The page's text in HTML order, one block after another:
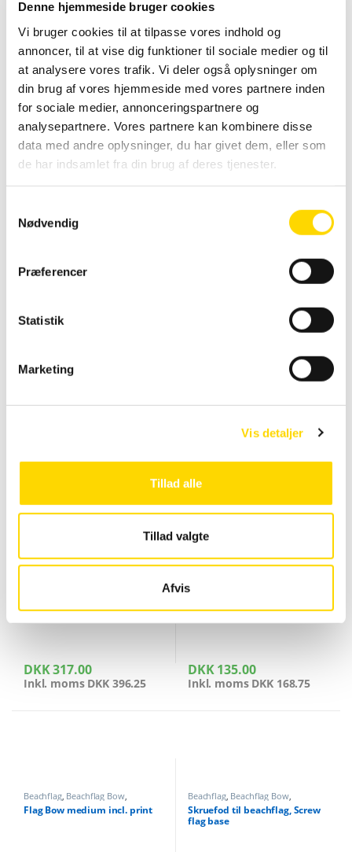
Denne hjemmeside bruger cookies
Vi bruger cookies til at tilpasse vores indhold og
annoncer, til at vise dig funktioner til sociale medier og til
at analysere vores trafik. Vi deler også oplysninger om
din brug af vores hjemmeside med vores partnere inden
for sociale medier, annonceringspartnere og
analysepartnere. Vores partnere kan kombinere disse
data med andre oplysninger, du har givet dem, eller som
de har indsamlet fra din brug af deres tjenester.
Nødvendig
Præferencer
Statistik
Marketing
Vis detaljer
Tillad alle
Tillad valgte
Afvis
Total Mål: 75 x 370 cm
Køb 5 stk. og spar 2%
Køb 10 stk. og spar 4%
Ved større antal indhent tilbud
DKK757.00
Inkl. momsDKK946.25
Beachflag Square,Messeudstyr
DKK317.00
Inkl. moms DKK 396.25
Beachflag
Beachflag Bow
Beachflag Square,Messeudstyr
Jordspyd til beachflag, Spike
flag base
DKK135.00
Inkl. moms DKK 168.75
Beachflag, Beachflag Bow,
Beachflag Bow ,Messeudstyr
Flag Bow medium incl. print
Beachflag, Beachflag Bow,
Beachflag Bow Beachflag Drop
Beachflag Drop,Beachflag Square
Beachflag Square
Skruefod til beachflag, Screw
flag base
Køb før kl. 14 og
modtag varen dagen
Gælder ikke varer med
Leveringstider står på